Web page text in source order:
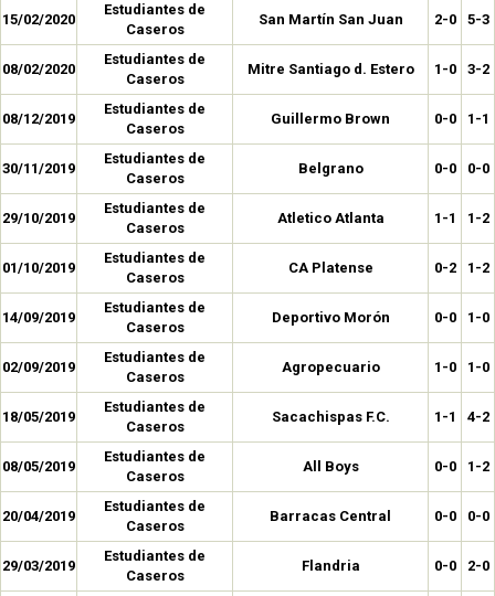
15/02/2020
Estudiantes de
Caseros
San Martín San Juan 2-0 5-3
08/02/2020
Estudiantes de
Caseros
Mitre Santiago d. Estero 1-0 3-2
08/12/2019
Estudiantes de
Caseros
Guillermo Brown 0-0 1-1
30/11/2019
Estudiantes de
Caseros
Belgrano 0-0 0-0
29/10/2019
Estudiantes de
Caseros
Atletico Atlanta 1-1 1-2
01/10/2019
Estudiantes de
Caseros
CA Platense 0-2 1-2
14/09/2019
Estudiantes de
Caseros
Deportivo Morón 0-0 1-0
02/09/2019
Estudiantes de
Caseros
Agropecuario 1-0 1-0
18/05/2019
Estudiantes de
Caseros
Sacachispas F.C. 1-1 4-2
08/05/2019
Estudiantes de
Caseros
All Boys 0-0 1-2
20/04/2019
Estudiantes de
Caseros
Barracas Central 0-0 0-0
29/03/2019
Estudiantes de
Caseros
Flandria 0-0 2-0